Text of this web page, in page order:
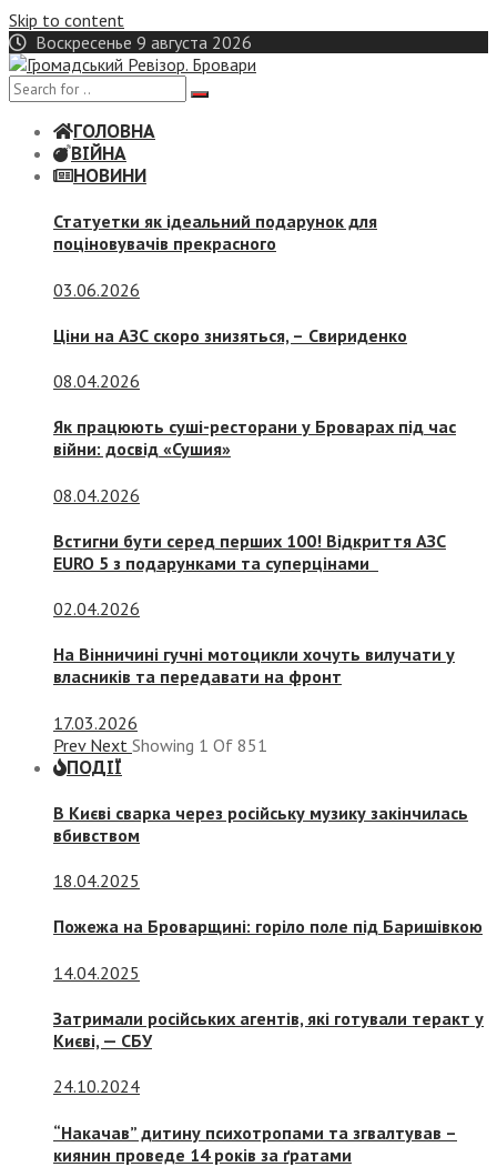
Skip to content
Воскресенье 9 августа 2026
ГОЛОВНА
ВІЙНА
НОВИНИ
Статуетки як ідеальний подарунок для
поціновувачів прекрасного
03.06.2026
Ціни на АЗС скоро знизяться, – Свириденко
08.04.2026
Як працюють суші-ресторани у Броварах під час
війни: досвід «Сушия»
08.04.2026
Встигни бути серед перших 100! Відкриття АЗС
EURO 5 з подарунками та суперцінами
02.04.2026
На Вінничині гучні мотоцикли хочуть вилучати у
власників та передавати на фронт
17.03.2026
Prev Next Showing 1 Of 851
ПОДІЇ
В Києві сварка через російську музику закінчилась
вбивством
18.04.2025
Пожежа на Броварщині: горіло поле під Баришівкою
14.04.2025
Затримали російських агентів, які готували теракт у
Києві, — СБУ
24.10.2024
“Накачав” дитину психотропами та згвалтував –
киянин проведе 14 років за ґратами